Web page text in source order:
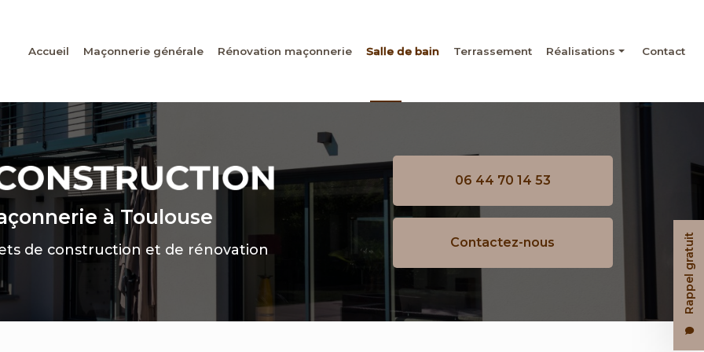
Rappel gratuit
Accueil Maçonnerie générale Rénovation maçonnerie Salle de bain Terrassement Réalisations
Salle de bain
Terrassement
Contact
à Toulouse
de construction et de rénovation
06 44 70 14 53
Contactez-nous